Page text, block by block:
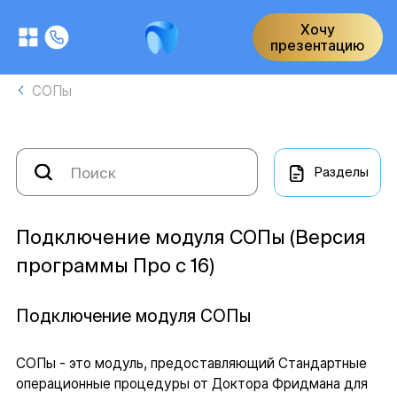
Хочу
презентацию
СОПы
Разделы
Подключение модуля СОПы (Версия
программы Про с 16)
Подключение модуля СОПы
СОПы - это модуль, предоставляющий Стандартные
операционные процедуры от Доктора Фридмана для